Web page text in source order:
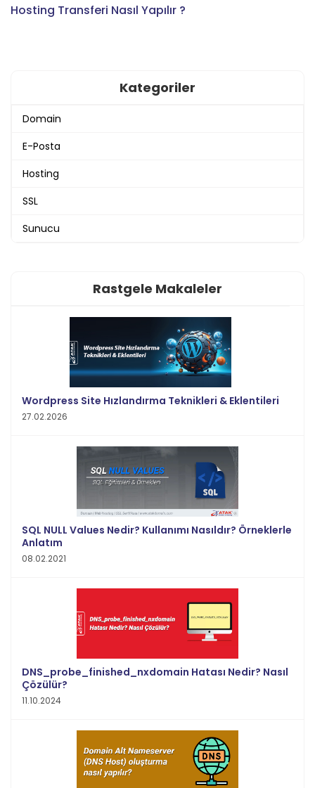
Hosting Transferi Nasıl Yapılır ?
Kategoriler
Domain
E-Posta
Hosting
SSL
Sunucu
Rastgele Makaleler
Wordpress Site Hızlandırma Teknikleri & Eklentileri
27.02.2026
SQL NULL Values Nedir? Kullanımı Nasıldır? Örneklerle
Anlatım
08.02.2021
DNS_probe_finished_nxdomain Hatası Nedir? Nasıl
Çözülür?
11.10.2024